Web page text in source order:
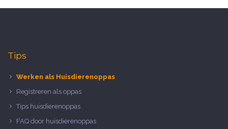
Tips
Werken als Huisdierenoppas
Registreren als oppas
Tips huisdierenoppas
FAQ door huisdierenoppas